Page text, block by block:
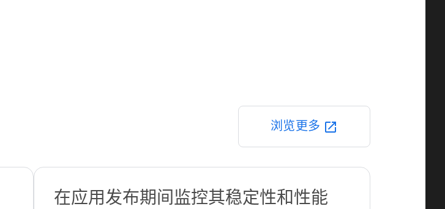
浏览更多 open_in_new
在应用发布期间监控其稳定性和性能